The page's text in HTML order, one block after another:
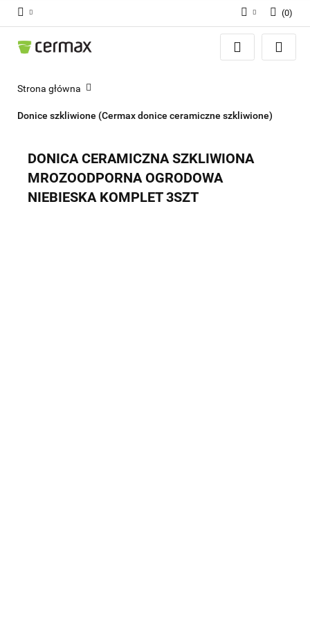
Zaloguj się
(0)
Strona główna
Donice szkliwione (Cermax donice ceramiczne szkliwione)
DONICA CERAMICZNA SZKLIWIONA
MROZOODPORNA OGRODOWA
NIEBIESKA KOMPLET 3SZT